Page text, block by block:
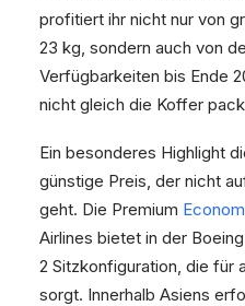
profitiert ihr nicht nur von
23 kg, sondern auch von
Verfügbarkeiten bis Ende
nicht gleich die Koffer
Ein besonderes Highlight
günstige Preis, der nicht
geht. Die Premium
Airlines bietet in der
2 Sitzkonfiguration, die für
sorgt. Innerhalb Asiens